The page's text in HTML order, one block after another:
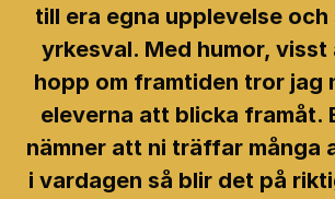
till era egna upplevelse
yrkesval. Med humor, visst
hopp om framtiden tror jag
eleverna att blicka framåt.
nämner att ni träffar många
i vardagen så blir det på